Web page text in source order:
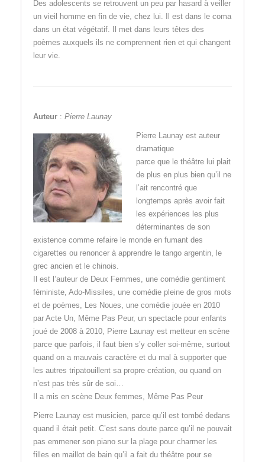
Des adolescents se retrouvent un peu par hasard à veiller
un vieil homme en fin de vie, chez lui. Il est dans le coma
dans un état végétatif. Il met dans leurs têtes des
poèmes auxquels ils ne comprennent rien et qui changent
leur vie.
Auteur : Pierre Launay
Pierre Launay est auteur
dramatique
parce que le théâtre lui plait
de plus en plus bien qu’il ne
l’ait rencontré que
longtemps après avoir fait
les expériences les plus
déterminantes de son
existence comme refaire le monde en fumant des
cigarettes ou renoncer à apprendre le tango argentin, le
grec ancien et le chinois.
Il est l’auteur de Deux Femmes, une comédie gentiment
féministe, Ado-Missiles, une comédie pleine de gros mots
et de poèmes, Les Noues, une comédie jouée en 2010
par Acte Un, Même Pas Peur, un spectacle pour enfants
joué de 2008 à 2010, Pierre Launay est metteur en scène
parce que parfois, il faut bien s’y coller soi-même, surtout
quand on a mauvais caractère et du mal à supporter que
les autres tripatouillent sa propre création, ou quand on
n’est pas très sûr de soi…
Il a mis en scène Deux femmes, Même Pas Peur
Pierre Launay est musicien, parce qu’il est tombé dedans
quand il était petit. C’est sans doute parce qu’il ne pouvait
pas emmener son piano sur la plage pour charmer les
filles en maillot de bain qu’il a fait du théâtre pour se